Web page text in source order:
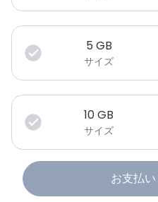
5 GB
サイズ
10GB
サイズ
お支払い